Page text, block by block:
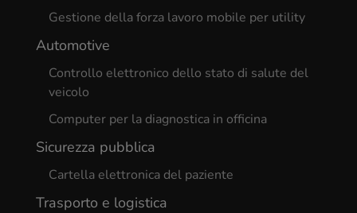
Gestione della forza lavoro mobile per utility
Automotive
Controllo elettronico dello stato di salute del
veicolo
Computer per la diagnostica in officina
Sicurezza pubblica
Cartella elettronica del paziente
Trasporto e logistica